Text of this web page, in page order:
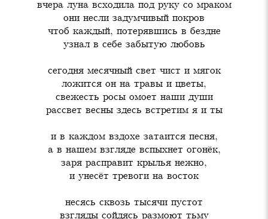
вчера луна всходила под руку со мраком
они несли задумчивый покров
чтоб каждый, потерявшись в бездне
узнал в себе забытую любовь
сегодня месячный свет чист и мягок
ложится он на травы и цветы,
свежесть росы омоет наши души
рассвет весны здесь встретим я и ты
и в каждом вздохе затаится песня,
а в нашем взгляде вспыхнет огонёк,
заря расправит крылья нежно,
и унесёт тревоги на восток
несясь сквозь тысячи пустот
взгляды сойдясь размоют тьму